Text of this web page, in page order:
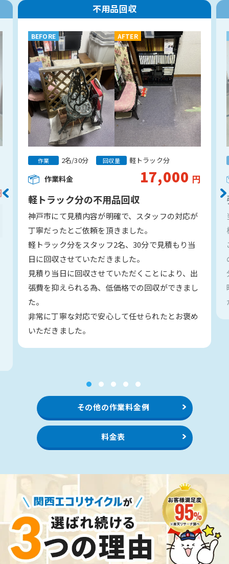
不用品回収
BEFORE AFTER
作業 2名/30分 回収量 軽トラック分
作業料金 17,000 円
軽トラック分の不用品回収
神戸市にて見積内容が明確で、スタッフの対応が
丁寧だったとご依頼を頂きました。
軽トラック分をスタッフ2名、30分で見積もり当
日に回収させていただきました。
見積り当日に回収させていただくことにより、出
張費を抑えられる為、低価格での回収ができまし
た。
非常に丁寧な対応で安心して任せられたとお褒め
いただきました。
その他の作業料金例
料金表